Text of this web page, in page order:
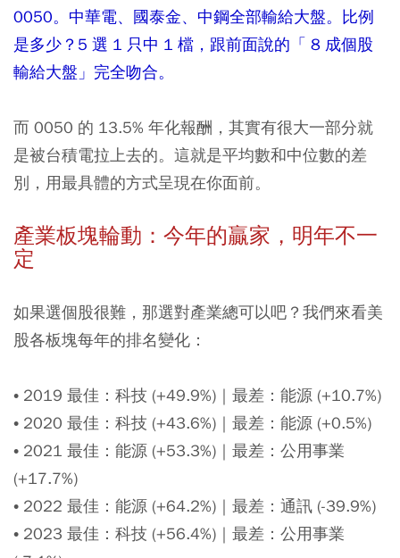
0050。中華電、國泰金、中鋼全部輸給大盤。比例
是多少？5 選 1 只中 1 檔，跟前面說的「 8 成個股
輸給大盤」完全吻合。
而 0050 的 13.5% 年化報酬，其實有很大一部分就
是被台積電拉上去的。這就是平均數和中位數的差
別，用最具體的方式呈現在你面前。
產業板塊輪動：今年的贏家，明年不一
定
如果選個股很難，那選對產業總可以吧？我們來看美
股各板塊每年的排名變化：
• 2019 最佳：科技 (+49.9%)｜最差：能源 (+10.7%)
• 2020 最佳：科技 (+43.6%)｜最差：能源 (+0.5%)
• 2021 最佳：能源 (+53.3%)｜最差：公用事業
(+17.7%)
• 2022 最佳：能源 (+64.2%)｜最差：通訊 (-39.9%)
• 2023 最佳：科技 (+56.4%)｜最差：公用事業